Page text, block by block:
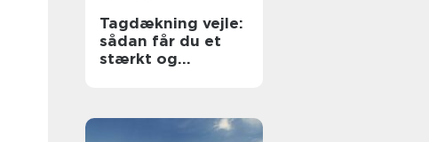
Tagdækning vejle:
sådan får du et
stærkt og